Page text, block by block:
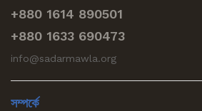
+880 1614 890501
+880 1633 690473
info@sadarmawla.org
সম্পর্কে